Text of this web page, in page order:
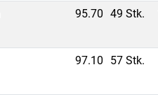
95.70 49 Stk.
97.10 57 Stk.